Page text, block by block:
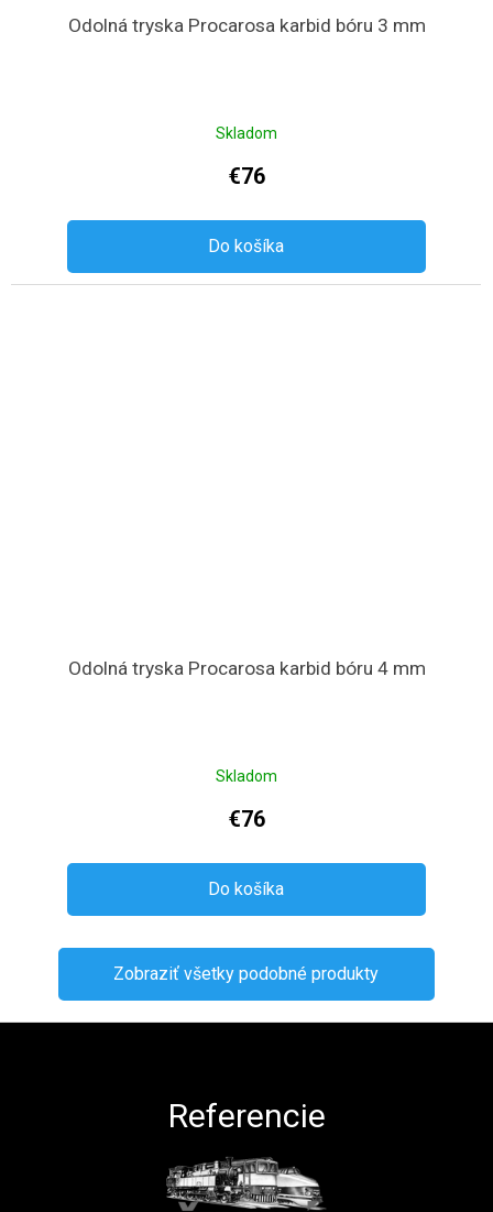
Odolná tryska Procarosa karbid bóru 3 mm
Skladom
€76
Do košíka
Odolná tryska Procarosa karbid bóru 4 mm
Skladom
€76
Do košíka
Zobraziť všetky podobné produkty
Referencie